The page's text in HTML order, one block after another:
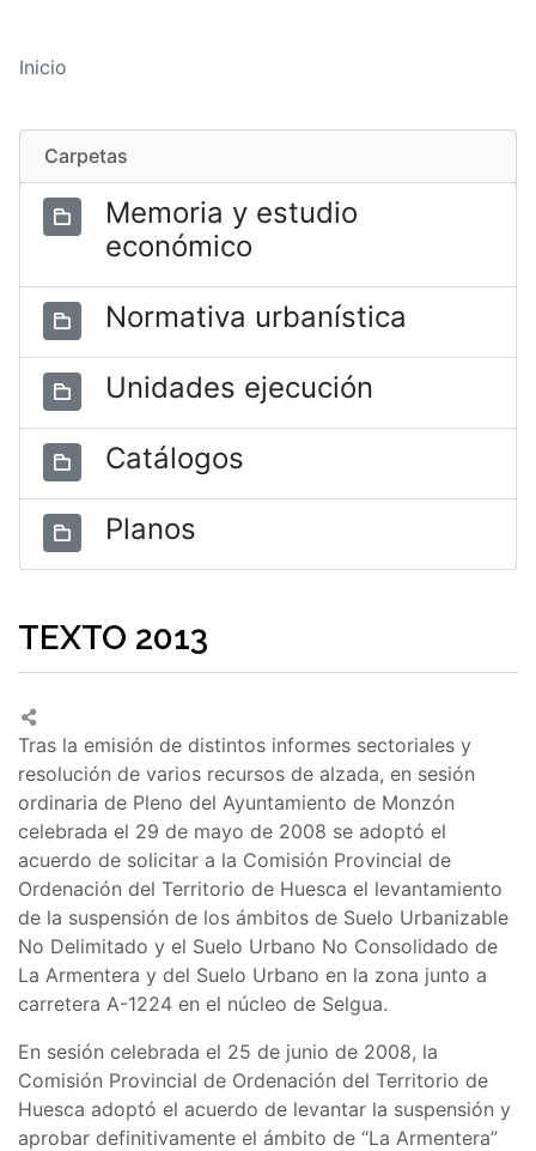
Inicio
Carpetas
Memoria y estudio
económico
Normativa urbanística
Unidades ejecución
Catálogos
Planos
TEXTO 2013
Tras la emisión de distintos informes sectoriales y
resolución de varios recursos de alzada, en sesión
ordinaria de Pleno del Ayuntamiento de Monzón
celebrada el 29 de mayo de 2008 se adoptó el
acuerdo de solicitar a la Comisión Provincial de
Ordenación del Territorio de Huesca el levantamiento
de la suspensión de los ámbitos de Suelo Urbanizable
No Delimitado y el Suelo Urbano No Consolidado de
La Armentera y del Suelo Urbano en la zona junto a
carretera A-1224 en el núcleo de Selgua.
En sesión celebrada el 25 de junio de 2008, la
Comisión Provincial de Ordenación del Territorio de
Huesca adoptó el acuerdo de levantar la suspensión y
aprobar definitivamente el ámbito de “La Armentera”